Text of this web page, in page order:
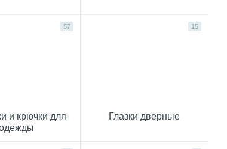
57
и крючки для
15
Глазки дверные